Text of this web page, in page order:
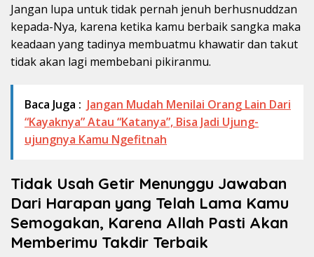
Jangan lupa untuk tidak pernah jenuh berhusnuddzan
kepada-Nya, karena ketika kamu berbaik sangka maka
keadaan yang tadinya membuatmu khawatir dan takut
tidak akan lagi membebani pikiranmu.
Baca Juga : Jangan Mudah Menilai Orang Lain Dari
“Kayaknya” Atau “Katanya”, Bisa Jadi Ujung-
ujungnya Kamu Ngefitnah
Tidak Usah Getir Menunggu Jawaban
Dari Harapan yang Telah Lama Kamu
Semogakan, Karena Allah Pasti Akan
Memberimu Takdir Terbaik